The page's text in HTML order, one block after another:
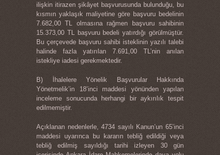
ilişkin itirazen şikâyet başvurusunda bulunduğu, bu
kısmın yaklaşık maliyetine göre başvuru bedelinin
7.682,00 TL olmasına rağmen başvuru sahibinin
15.373,00 TL başvuru bedeli yatırdığı görülmüştür.
Bu çerçevede başvuru sahibi isteklinin yazılı talebi
halinde fazla yatırılan 7.691,00 TL’nin anılan
istekliye iadesi gerekmektedir.
B) İhalelere Yönelik Başvurular Hakkında
Yönetmelik’in 18’inci maddesi yönünden yapılan
inceleme sonucunda herhangi bir aykırılık tespit
edilmemiştir.
Açıklanan nedenlerle, 4734 sayılı Kanun’un 65’inci
maddesi uyarınca bu kararın tebliğ edildiği veya
tebliğ edilmiş sayıldığı tarihi izleyen 30 gün